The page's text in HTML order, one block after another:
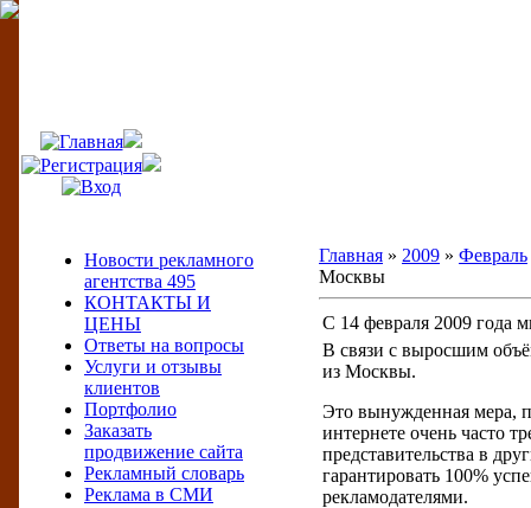
Новости рекламного
агентства 495
КОНТАКТЫ И
ЦЕНЫ
Ответы на вопросы
Услуги и отзывы
клиентов
Портфолио
Заказать
продвижение сайта
Рекламный словарь
Реклама в СМИ
Главная » 2009 » Февраль
Москвы
С 14 февраля 2009 года
В связи с выросшим
из Москвы.
Это вынужденная мера,
интернете очень часто
представительства в
гарантировать 100%
рекламодателями.